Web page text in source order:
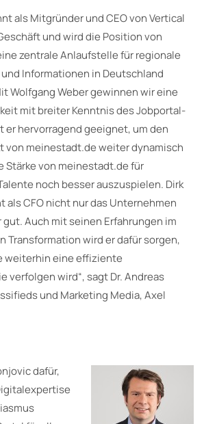
als Mitgründer und CEO von Vertical
und wird die Position von
zentrale Anlaufstelle für regionale
Informationen in Deutschland
Wolfgang Weber gewinnen wir eine
mit breiter Kenntnis des Jobportal-
er hervorragend geeignet, um den
von meinestadt.de weiter dynamisch
Stärke von meinestadt.de für
noch besser auszuspielen. Dirk
als CFO nicht nur das Unternehmen
Auch mit seinen Erfahrungen im
Transformation wird er dafür sorgen,
weiterhin eine effiziente
verfolgen wird“, sagt Dr. Andreas
und Marketing Media, Axel
dafür,